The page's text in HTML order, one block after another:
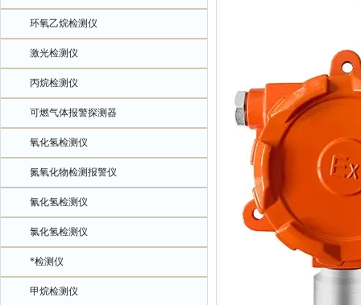
环氧乙烷检测仪
激光检测仪
丙烷检测仪
可燃气体报警探测器
氧化氢检测仪
氮氧化物检测报警仪
氰化氢检测仪
氯化氢检测仪
*检测仪
甲烷检测仪